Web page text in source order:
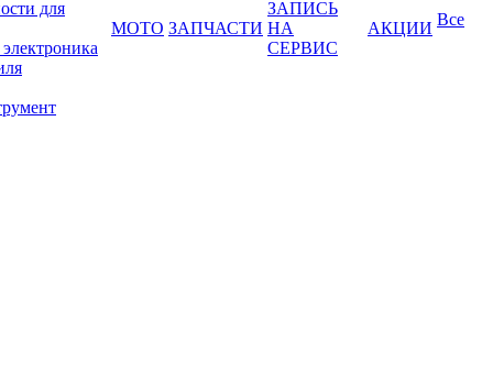
для
МОТО ЗАПЧАСТИ
ЗАПИСЬ
НА
СЕРВИС
АКЦИИ Все